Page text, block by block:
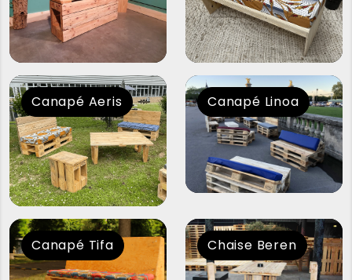
Canapé Aeris Canapé Linoa
Canapé Tifa Chaise Beren